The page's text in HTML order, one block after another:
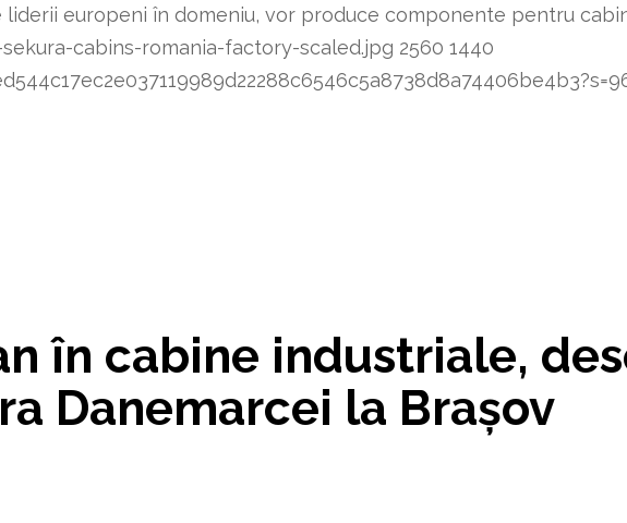
liderii europeni în domeniu, vor produce componente pentru
cabins-romania-factory-scaled.jpg 2560 1440
în cabine industriale,
Danemarcei la Brașov